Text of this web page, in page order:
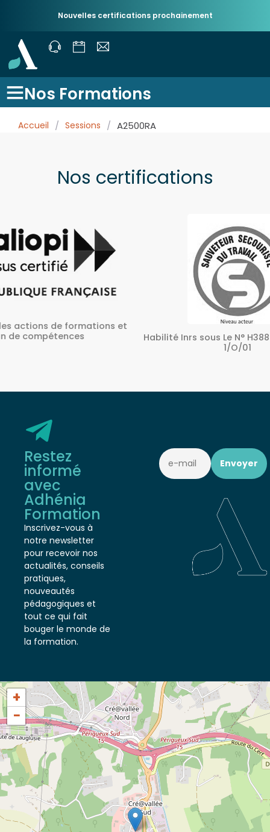
Nouvelles certifications prochainement
Nos Formations
Accueil / Sessions / A2500RA
Nos certifications
et
Habilité Inrs sous Le N° H38827/2022/SST-
Restez
informé
avec
Adhénia
Formation
Inscrivez-vous à
notre newsletter
pour recevoir nos
actualités, conseils
pratiques,
nouveautés
pédagogiques et
tout ce qui fait
bouger le monde de
la formation.
+
−